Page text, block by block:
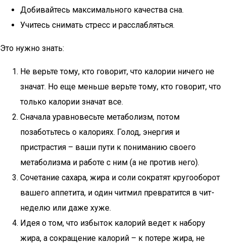
Добивайтесь максимального качества сна.
Учитесь снимать стресс и расслабляться.
Это нужно знать:
Не верьте тому, кто говорит, что калории ничего не
значат. Но еще меньше верьте тому, кто говорит, что
только калории значат все.
Сначала уравновесьте метаболизм, потом
позаботьтесь о калориях. Голод, энергия и
пристрастия – ваши пути к пониманию своего
метаболизма и работе с ним (а не против него).
Сочетание сахара, жира и соли сократят кругооборот
вашего аппетита, и один читмил превратится в чит-
неделю или даже хуже.
Идея о том, что избыток калорий ведет к набору
жира, а сокращение калорий – к потере жира, не